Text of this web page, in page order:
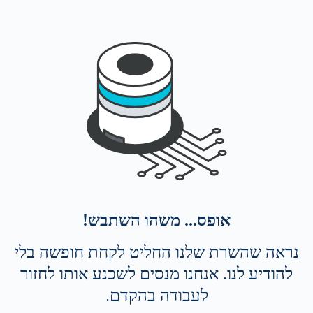
אופס... משהו השתבש!
נראה שהשרת שלנו החליט לקחת חופשה בלי
להודיע לנו. אנחנו מנסים לשכנע אותו לחזור
לעבודה בהקדם.